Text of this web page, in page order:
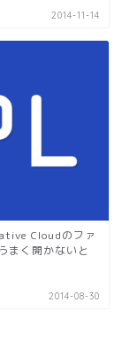
2014-11-14
Cloudのファ
まく開かないと
2014-08-30